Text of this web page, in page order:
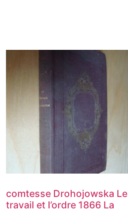
comtesse Drohojowska Le
travail et l’ordre 1866 La